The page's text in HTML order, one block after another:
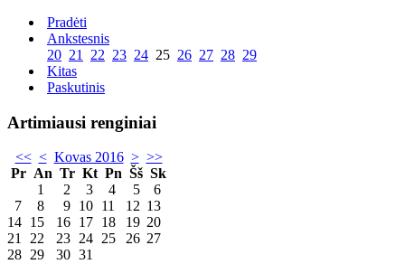
Pradėti
Ankstesnis
20 21 22 23 24 25 26 27 28 29
Kitas
Paskutinis
Artimiausi renginiai
<< < Kovas 2016 > >>
Pr An Tr Kt Pn Šš Sk
1
2 3 4 5
6
7
8 9 10 11 12 13
14 15 16 17 18 19 20
21 22 23 24 25 26 27
28 29 30 31